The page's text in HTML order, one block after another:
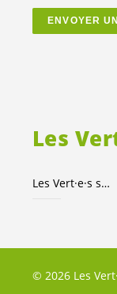
Les
Les Vert·e·s suisses
ENVOYER
© 2026 Les